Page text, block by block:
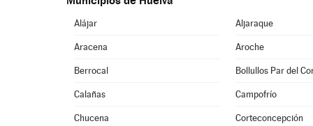
Alájar Aljaraque
Aracena Aroche
Berrocal Bollullos Par del
Calañas Campofrío
Chucena Corteconcepción